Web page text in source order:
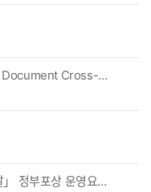
[Global ACI] Global ACI–IAF and ILAC Document Cross-Reference Table 안내
[국가기술표준원] 「2026 세계 인정의 날」 정부포상 운영요령 공고